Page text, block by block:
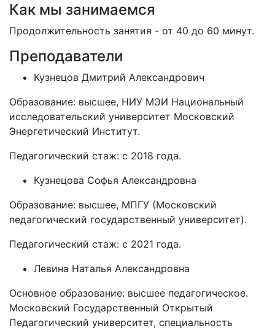
Как мы занимаемся
Продолжительность занятия - от 40 до 60 минут.
Преподаватели
Кузнецов Дмитрий Александрович
Образование: высшее, НИУ МЭИ Национальный
исследовательский университет Московский
Энергетический Институт.
Педагогический стаж: с 2018 года.
Кузнецова Софья Александровна
Образование: высшее, МПГУ (Московский
педагогический государственный университет).
Педагогический стаж: с 2021 года.
Левина Наталья Александровна
Основное образование: высшее педагогическое.
Московский Государственный Открытый
Педагогический университет, специальность